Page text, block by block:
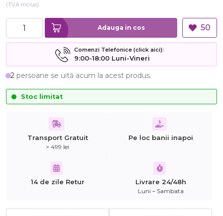
(TVA inclus)
Adauga in cos 50
Comenzi Telefonice (click aici):
9:00-18:00 Luni-Vineri
2 persoane se uită acum la acest produs.
Stoc limitat
Transport Gratuit
> 499 lei
Pe loc banii inapoi
14 de zile Retur Livrare 24/48h
Luni – Sambata